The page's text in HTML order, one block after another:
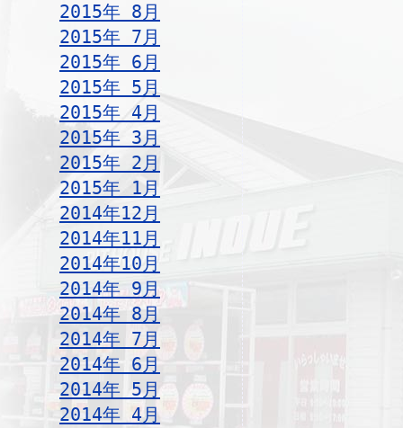
2015年 8月
2015年 7月
2015年 6月
2015年 5月
2015年 4月
2015年 3月
2015年 2月
2015年 1月
2014年12月
2014年11月
2014年10月
2014年 9月
2014年 8月
2014年 7月
2014年 6月
2014年 5月
2014年 4月